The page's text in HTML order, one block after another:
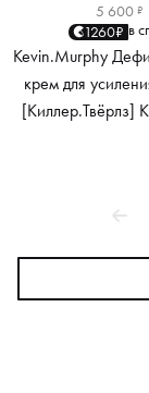
5 600 ₽
1260₽ в
Kevin.Murphy
крем для
[Киллер.Твёрлз]